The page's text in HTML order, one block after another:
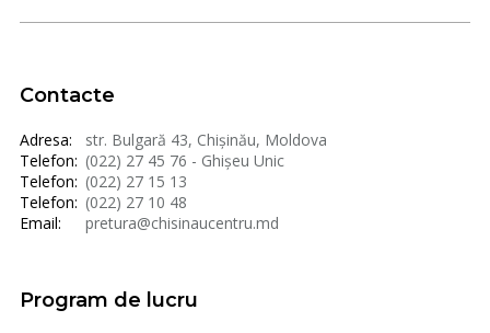
Contacte
Adresa:
str. Bulgară 43, Chișinău, Moldova
Telefon: (022) 27 45 76 - Ghișeu Unic
Telefon: (022) 27 15 13
Telefon: (022) 27 10 48
Email:
pretura@chisinaucentru.md
Program de lucru